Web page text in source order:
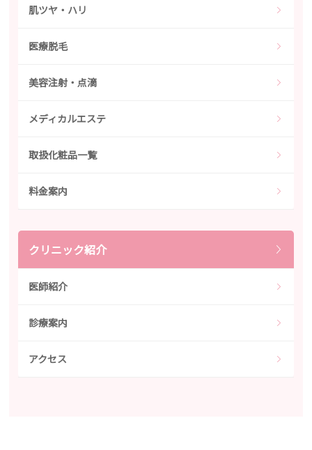
肌ツヤ・ハリ
医療脱毛
美容注射・点滴
メディカルエステ
取扱化粧品一覧
料金案内
クリニック紹介
医師紹介
診療案内
アクセス